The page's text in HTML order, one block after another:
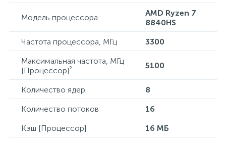
Модель процессора
AMD Ryzen 7
8840HS
Частота процессора, МГц
3300
Максимальная частота, МГц
[Процессор]? 5100
Количество ядер
8
Количество потоков
16
Кэш [Процессор]
16 МБ